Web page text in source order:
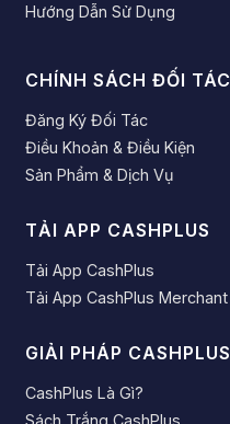
Hướng Dẫn Sử Dụng
CHÍNH SÁCH ĐỐI TÁC
Đăng Ký Đối Tác
Điều Khoản & Điều Kiện
Sản Phẩm & Dịch Vụ
TẢI APP CASHPLUS
Tải App CashPlus
Tải App CashPlus Merchant
GIẢI PHÁP CASHPLUS
CashPlus Là Gì?